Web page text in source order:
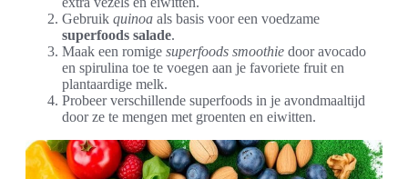
Gebruik quinoa als basis voor een voedzame
superfoods salade.
Maak een romige superfoods smoothie door avocado
en spirulina toe te voegen aan je favoriete fruit en
plantaardige melk.
Probeer verschillende superfoods in je avondmaaltijd
door ze te mengen met groenten en eiwitten.